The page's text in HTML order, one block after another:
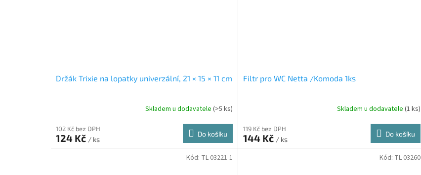
Držák Trixie na lopatky univerzální, 21 × 15 × 11 cm
Skladem u dodavatele(>5 ks)
102 Kč bez DPH
124 Kč / ks
Do košíku
Filtr pro WC Netta /Komoda 1ks
Skladem u dodavatele (1 ks)
119 Kč bez DPH
144 Kč / ks
Do košíku
Kód: TL-03221-1 Kód: TL-03260